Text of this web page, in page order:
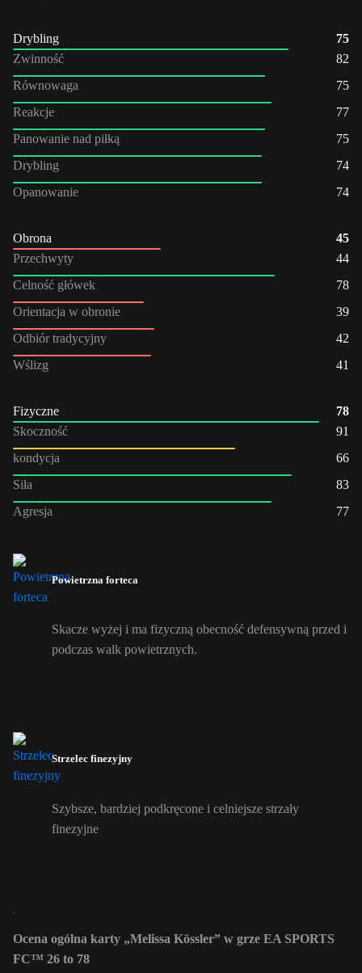
Drybling
75
Zwinność
82
Równowaga
75
Reakcje
77
Panowanie nad piłką
75
Drybling
74
Opanowanie
74
Obrona
45
Przechwyty
44
Celność główek
78
Orientacja w obronie
39
Odbiór tradycyjny
42
Wślizg
41
Fizyczne
78
Skoczność
91
kondycja
66
Siła
83
Agresja
77
Powietrzna forteca
Skacze wyżej i ma fizyczną obecność defensywną przed i
podczas walk powietrznych.
Strzelec finezyjny
Szybsze, bardziej podkręcone i celniejsze strzały
finezyjne
Ocena ogólna karty „Melissa Kössler” w grze EA SPORTS
FC™ 26 to 78